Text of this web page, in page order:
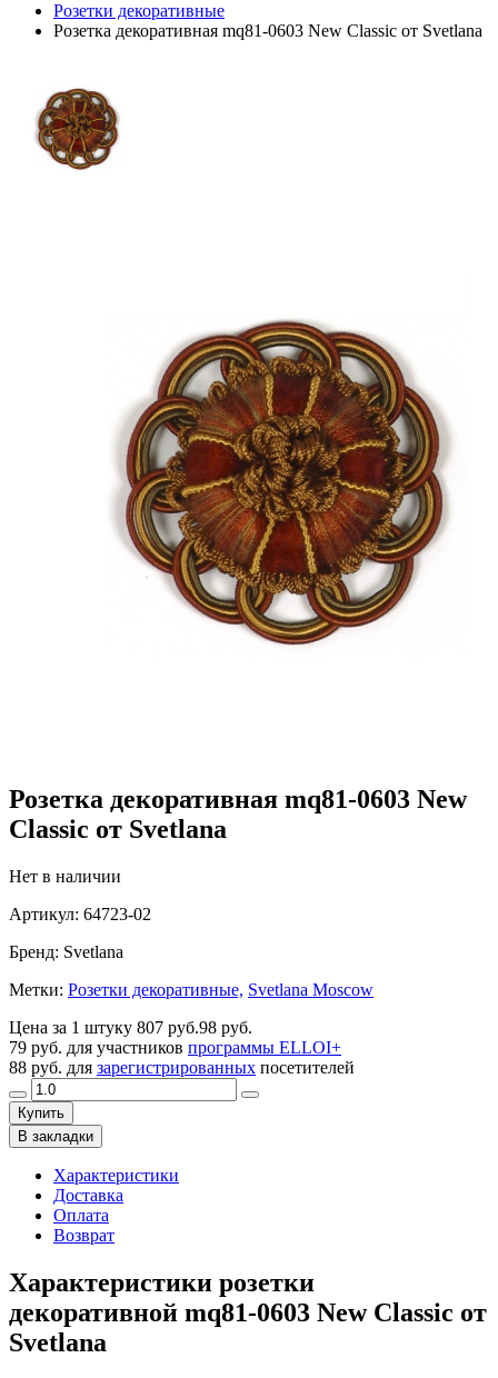
Розетки декоративные
Розетка декоративная mq81-0603 New Classic от Svetlana
Розетка декоративная mq81-0603 New
Classic от Svetlana
Нет в наличии
Артикул: 64723-02
Бренд: Svetlana
Метки: Розетки декоративные, Svetlana Moscow
Цена за 1 штуку 807 руб.98 руб.
79 руб. для участников программы ELLOI+
88 руб. для зарегистрированных посетителей
Купить
В закладки
Характеристики
Доставка
Оплата
Возврат
Характеристики розетки
декоративной mq81-0603 New Classic от
Svetlana